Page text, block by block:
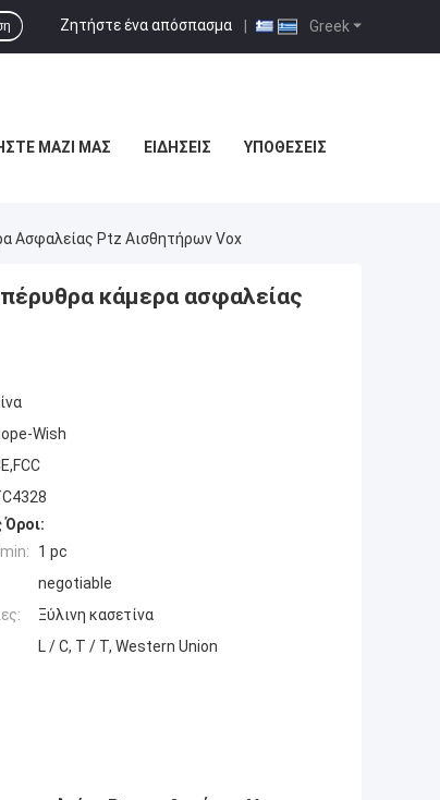
Greek
Ζητήστε ένα απόσπασμα |
ΜΑΖΊ ΜΑΣ ΕΙΔΉΣΕΙΣ ΥΠΟΘΈΣΕΙΣ
Ασφαλείας Ptz Αισθητήρων Vox
κάμερα ασφαλείας
Wish
1 pc
negotiable
Ξύλινη κασετίνα
L / C, T / T, Western Union